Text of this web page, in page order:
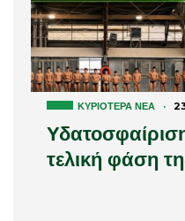
ΚΥΡΙΌΤΕΡΑ ΝΈΑ ·
τελική φάση